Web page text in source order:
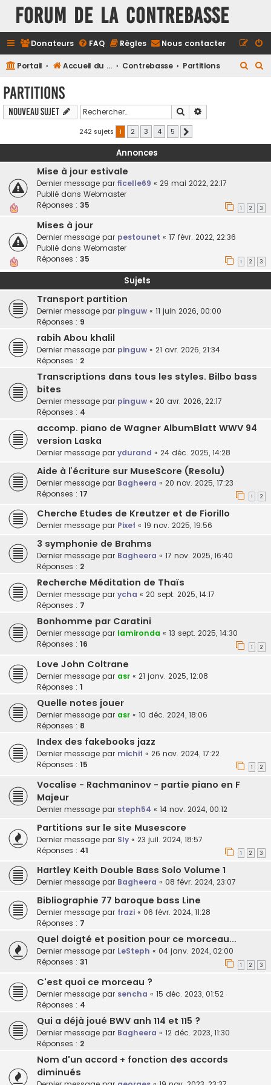
FORUM DE LA CONTREBASSE
Donateurs FAQ Règles Nous contacter
Portail Accueil du forum Contrebasse Partitions
r
c
r
r
c
r
Partitions
Nouveau sujet Rechercher
242 sujets 1 2 3 4 5
Annonces
Mise à jour estivale
Dernier message par ficelle69 « 29 mai 2022, 22:17
Publié dans Webmaster
Réponses : 35 1 2 3
Mises à jour
Dernier message par pestounet « 17 févr. 2022, 22:36
Publié dans Webmaster
Réponses : 35 1 2 3
Sujets
Transport partition
Dernier message par pinguw « 11 juin 2026, 00:00
Réponses : 9
rabih Abou khalil
Dernier message par pinguw « 21 avr. 2026, 21:34
Réponses : 2
Transcriptions dans tous les styles. Bilbo bass
bites
Dernier message par pinguw « 20 avr. 2026, 22:17
Réponses : 4
accomp. piano de Wagner AlbumBlatt WWV 94
version Laska
Dernier message par ydurand « 24 déc. 2025, 14:28
Aide à l’écriture sur MuseScore (Resolu)
Dernier message par Bagheera « 20 nov. 2025, 17:23
Réponses : 17 1 2
Cherche Etudes de Kreutzer et de Fiorillo
Dernier message par Pixef « 19 nov. 2025, 19:56
3 symphonie de Brahms
Dernier message par Bagheera « 17 nov. 2025, 16:40
Réponses : 2
Recherche Méditation de Thaïs
Dernier message par ycha « 20 sept. 2025, 14:17
Réponses : 7
Bonhomme par Caratini
Dernier message par lamironda « 13 sept. 2025, 14:30
Réponses : 16 1 2
Love John Coltrane
Dernier message par asr « 21 janv. 2025, 12:08
Réponses : 1
Quelle notes jouer
Dernier message par asr « 10 déc. 2024, 18:06
Réponses : 8
Index des fakebooks jazz
Dernier message par michif « 26 nov. 2024, 17:22
Réponses : 15 1 2
Vocalise - Rachmaninov - partie piano en F
Majeur
Dernier message par steph54 « 14 nov. 2024, 00:12
Partitions sur le site Musescore
Dernier message par Sly « 23 juil. 2024, 18:57
Réponses : 41 1 2 3
Hartley Keith Double Bass Solo Volume 1
Dernier message par Bagheera « 08 févr. 2024, 23:07
Bibliographie 77 baroque bass Line
Dernier message par frazi « 06 févr. 2024, 11:28
Réponses : 7
Quel doigté et position pour ce morceau...
Dernier message par LeSteph « 04 janv. 2024, 02:00
Réponses : 31 1 2 3
C'est quoi ce morceau ?
Dernier message par sencha « 15 déc. 2023, 01:52
Réponses : 4
Qui a déjà joué BWV anh 114 et 115 ?
Dernier message par Bagheera « 12 déc. 2023, 11:30
Réponses : 2
Nom d'un accord + fonction des accords
diminués